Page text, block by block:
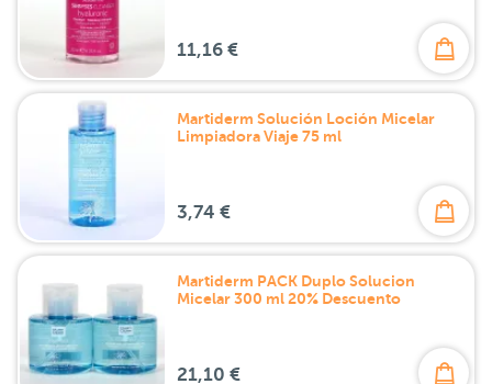
11,16 €
Martiderm Solución Loción Micelar
Limpiadora Viaje 75 ml
3,74 €
Martiderm PACK Duplo Solucion
Micelar 300 ml 20% Descuento
21,10 €